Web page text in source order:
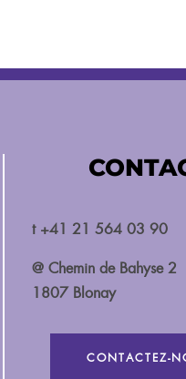
t +41 21 564 03 90
@ Chemin de Bahyse 2
1807 Blonay
CONTACTEZ-